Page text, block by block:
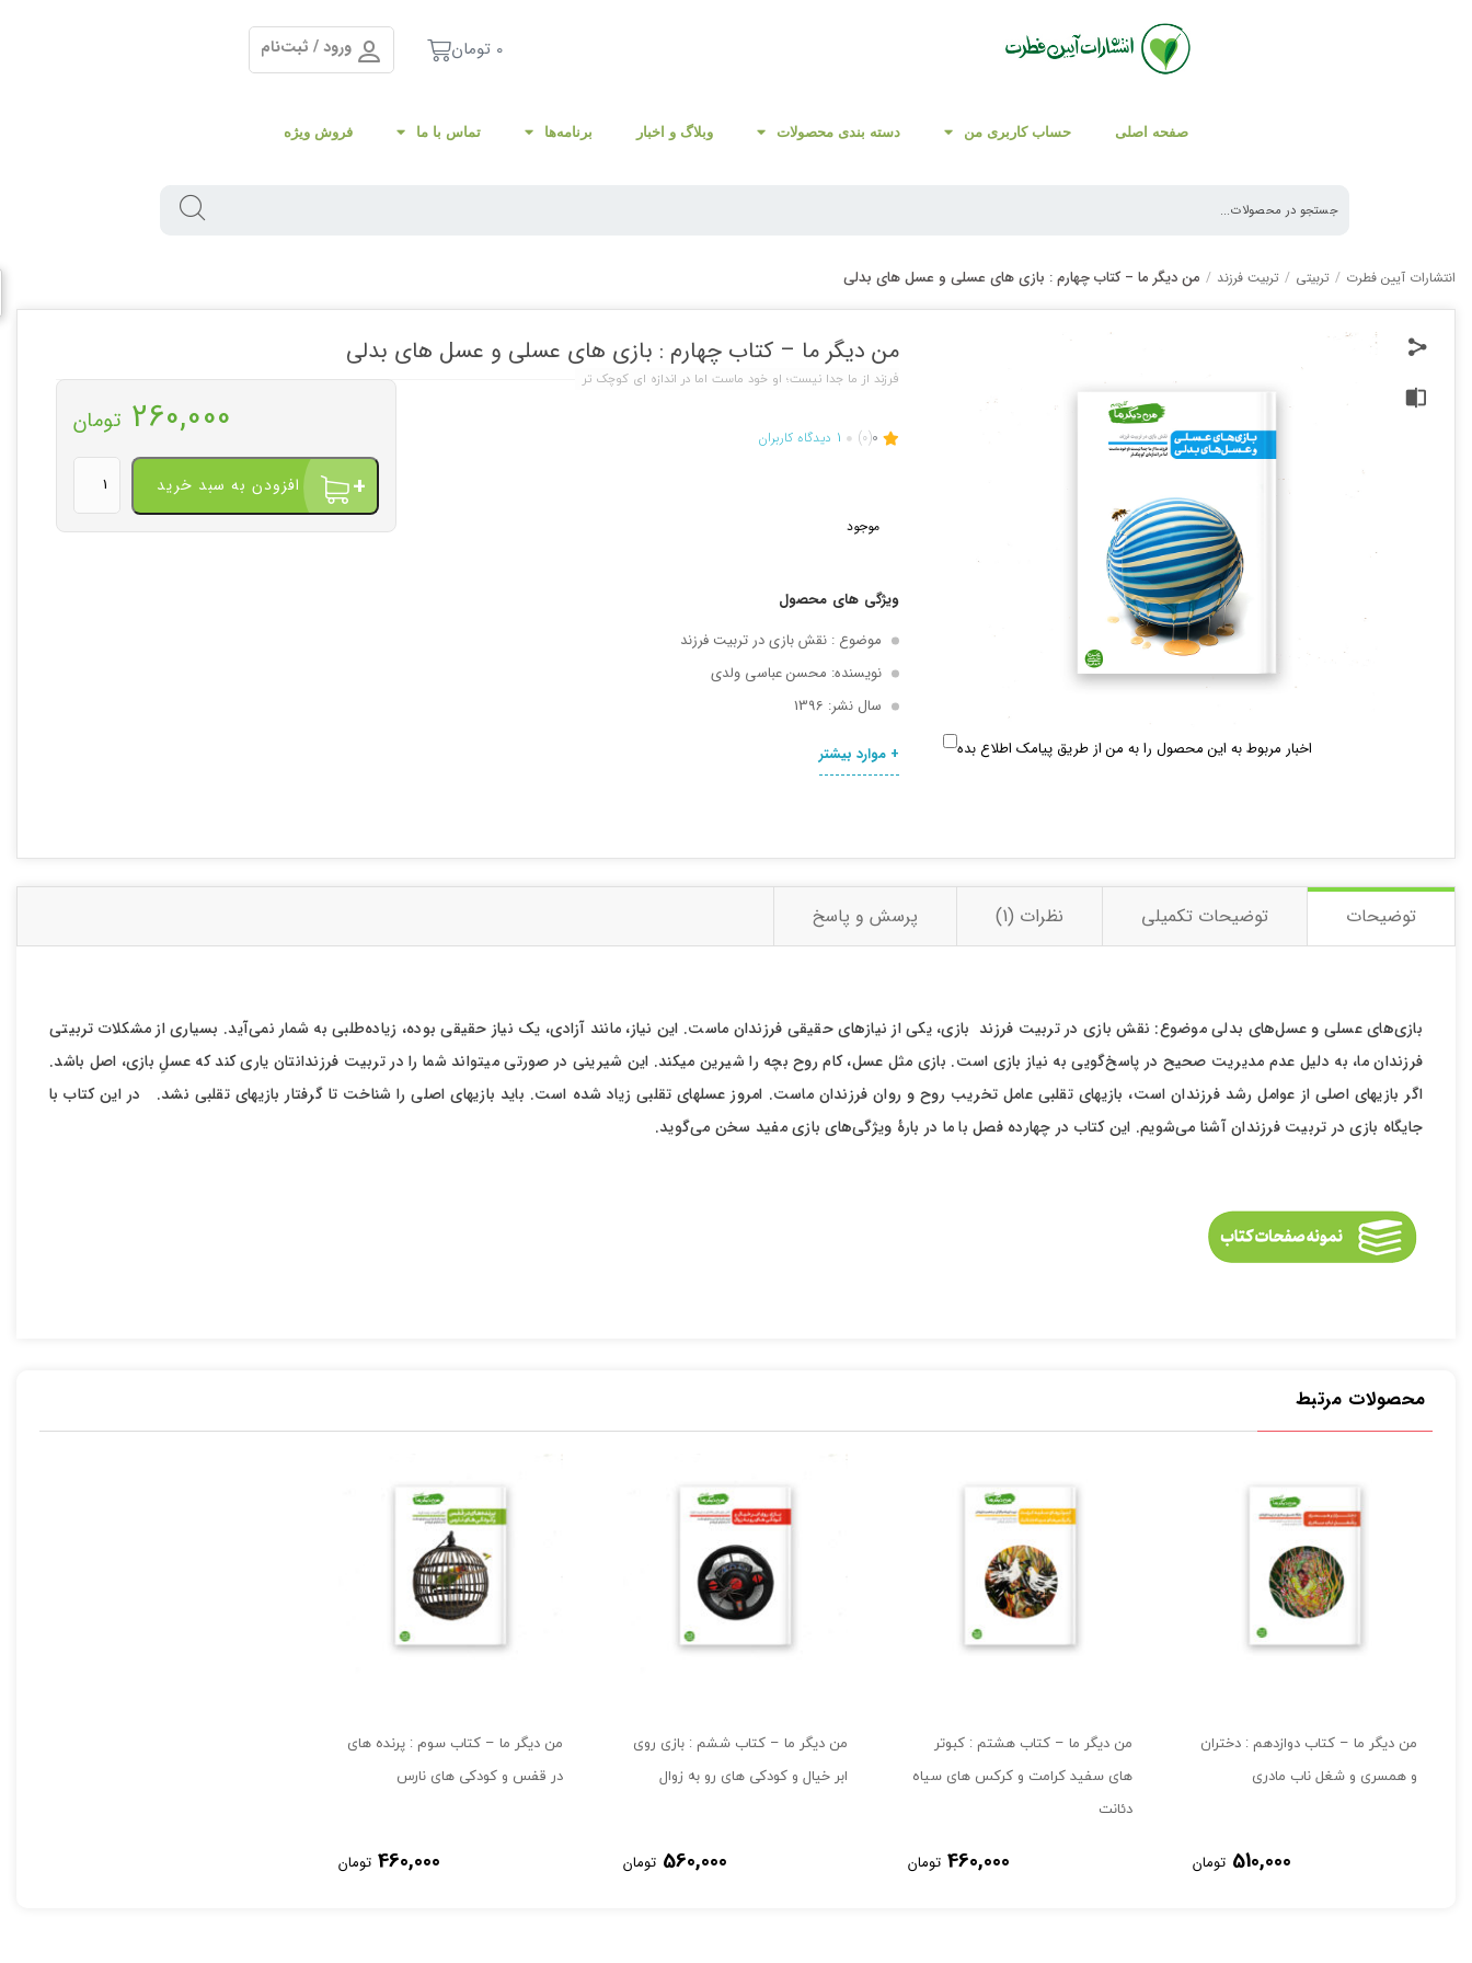
0 تومان ورود / ثبت‌نام
صفحه اصلی حساب کاربری من دسته بندی محصولات وبلاگ و اخبار برنامه‌ها تماس با ما فروش ویژه
انتشارات آیین فطرت / تربیتی / تربیت فرزند / من دیگر ما – کتاب چهارم : بازی های عسلی و عسل های بدلی
اخبار مربوط به این محصول را به من از طریق پیامک اطلاع بده
من دیگر ما – کتاب چهارم : بازی های عسلی و عسل های بدلی
فرزند از ما جدا نیست؛ او خود ماست اما در اندازه ای کوچک تر
0
(0)
1 دیدگاه کاربران
موجود
ویژگی های محصول
موضوع : نقش بازی در تربیت فرزند
نویسنده: محسن عباسی ولدی
سال نشر: 1396
+ موارد بیشتر
260,000 تومان
افزودن به سبد خرید
توضیحات توضیحات تکمیلی نظرات (1) پرسش و پاسخ
بازی‌های عسلی و عسل‌های بدلی موضوع: نقش بازی در تربیت فرزند بازی، یکی از نیازهای حقیقی فرزندان ماست. این نیاز، مانند آزادی، یک نیاز حقیقی بوده، زیاده‌طلبی به شمار نمی‌آید. بسیاری از مشکلات تربیتی
فرزندان ما، به دلیل عدم مدیریت صحیح در پاسخ‌گویی به نیاز بازی است. بازی مثل عسل، کام روح بچه را شیرین می‎کند. این شیرینی در صورتی می‎تواند شما را در تربیت فرزندانتان یاری کند‌ که عسلِ بازی،‌ اصل باشد.
اگر بازی‎های اصلی از عوامل رشد فرزندان است، بازی‎های تقلبی عامل تخریب روح و روان فرزندان ماست. امروز عسل‎های تقلبی زیاد شده است. باید بازی‎های اصلی را شناخت تا گرفتار بازی‎های تقلبی نشد. در این کتاب با
جایگاه بازی در تربیت فرزندان آشنا می‌شویم. این کتاب در چهارده فصل با ما در بارۀ ویژگی‌های بازی مفید سخن می‌گوید.
محصولات مرتبط
من دیگر ما – کتاب دوازدهم : دختران
و همسری و شغل ناب مادری
510,000 تومان
من دیگر ما – کتاب هشتم : کبوتر
های سفید کرامت و کرکس های سیاه
دئانت
460,000 تومان
من دیگر ما – کتاب ششم : بازی روی
ابر خیال و کودکی های رو به زوال
560,000 تومان
من دیگر ما – کتاب سوم : پرنده های
در قفس و کودکی های نارس
460,000 تومان
ارسال
تصاویر رسمی